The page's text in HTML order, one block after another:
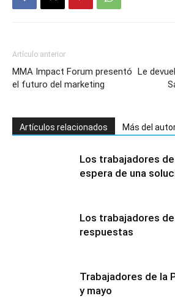
Artículo anterior
MMA Impact Forum presentó
el futuro del marketing
Le
Artículos relacionados Más del
Los trabajadores
espera de una
Los trabajadores
respuestas
Trabajadores de la
y mayo